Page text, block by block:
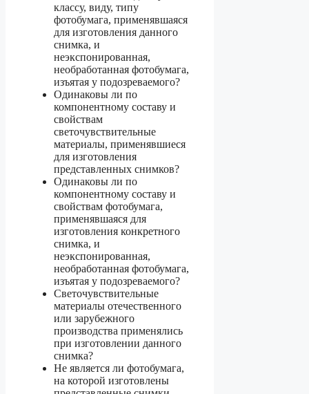
классу, виду, типу
фотобумага, применявшаяся
для изготовления данного
снимка, и
неэкспонированная,
необработанная фотобумага,
изъятая у подозреваемого?
Одинаковы ли по
компонентному составу и
свойствам
светочувствительные
материалы, применявшиеся
для изготовления
представленных снимков?
Одинаковы ли по
компонентному составу и
свойствам фотобумага,
применявшаяся для
изготовления конкретного
снимка, и
неэкспонированная,
необработанная фотобумага,
изъятая у подозреваемого?
Светочувствительные
материалы отечественного
или зарубежного
производства применялись
при изготовлении данного
снимка?
Не является ли фотобумага,
на которой изготовлены